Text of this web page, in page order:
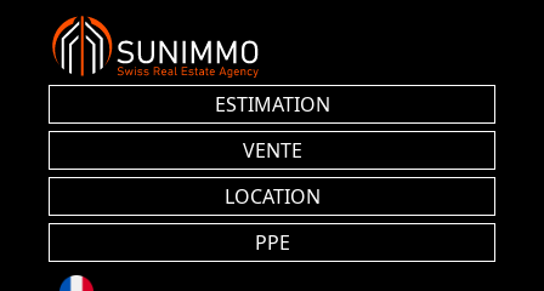
ESTIMATION
VENTE
LOCATION
PPE